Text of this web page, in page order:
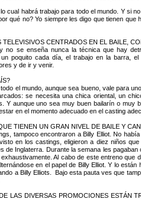
cual habrá trabajo para todo el mundo. Y si
qué no? Yo siempre les digo que tienen
CENTRADOS EN EL BAILE,
se enseña nunca la técnica que hay
poquito cada día, el trabajo en la barra,
y de ir y venir.
el mundo, aunque sea bueno, vale para
se necesita una chica oriental, un
aunque uno sea muy buen bailarín o muy
en el momento adecuado en el casting
TIENEN UN GRAN NIVEL DE BAILE Y
tampoco encontraron a Billy Elliot. No
en los castings, eligieron a diez niños
Inglaterra. Durante la semana les
Al cabo de este entreno
en el papel de Billy Elliot. Y lo
a Billy Elliots. Bajo esta pauta ves que
LAS DIVERSAS PROMOCIONES ESTÁN